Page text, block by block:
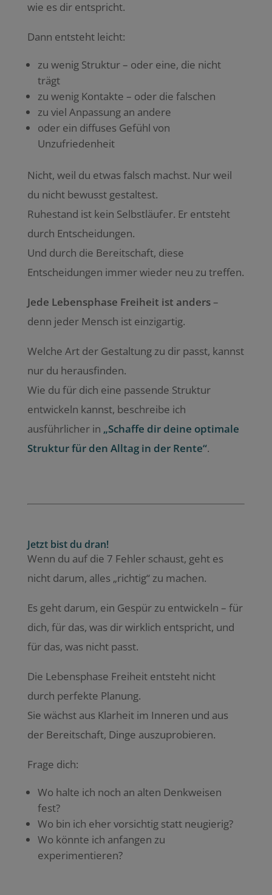
wie es dir entspricht.
Dann entsteht leicht:
zu wenig Struktur – oder eine, die nicht
trägt
zu wenig Kontakte – oder die falschen
zu viel Anpassung an andere
oder ein diffuses Gefühl von
Unzufriedenheit
Nicht, weil du etwas falsch machst. Nur weil
du nicht bewusst gestaltest.
Ruhestand ist kein Selbstläufer. Er entsteht
durch Entscheidungen.
Und durch die Bereitschaft, diese
Entscheidungen immer wieder neu zu treffen.
Jede Lebensphase Freiheit ist anders–
denn jeder Mensch ist einzigartig.
Welche Art der Gestaltung zu dir passt, kannst
nur du herausfinden.
Wie du für dich eine passende Struktur
entwickeln kannst, beschreibe ich
ausführlicher in „Schaffe dir deine optimale
Struktur für den Alltag in der Rente“.
Jetzt bist du dran!
Wenn du auf die 7 Fehler schaust, geht es
nicht darum, alles „richtig“ zu machen.
Es geht darum, ein Gespür zu entwickeln – für
dich, für das, was dir wirklich entspricht, und
für das, was nicht passt.
Die Lebensphase Freiheit entsteht nicht
durch perfekte Planung.
Sie wächst aus Klarheit im Inneren und aus
der Bereitschaft, Dinge auszuprobieren.
Frage dich:
Wo halte ich noch an alten Denkweisen
fest?
Wo bin ich eher vorsichtig statt neugierig?
Wo könnte ich anfangen zu
experimentieren?